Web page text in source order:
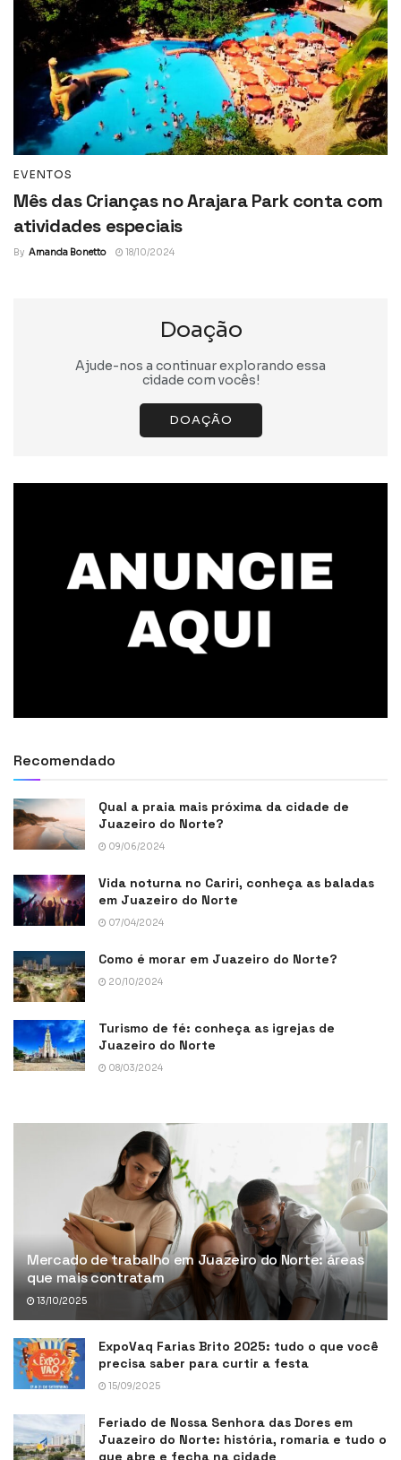
EVENTOS
Mês das Crianças no Arajara Park conta com
atividades especiais
By Amanda Bonetto 18/10/2024
Doação
Ajude-nos a continuar explorando essa
cidade com vocês!
DOAÇÃO
Recomendado
Qual a praia mais próxima da cidade de
Juazeiro do Norte?
09/06/2024
Vida noturna no Cariri, conheça as baladas
em Juazeiro do Norte
07/04/2024
Como é morar em Juazeiro do Norte?
20/10/2024
Turismo de fé: conheça as igrejas de
Juazeiro do Norte
08/03/2024
Mercado de trabalho em Juazeiro do Norte: áreas
que mais contratam
13/10/2025
ExpoVaq Farias Brito 2025: tudo o que você
precisa saber para curtir a festa
15/09/2025
Feriado de Nossa Senhora das Dores em
Juazeiro do Norte: história, romaria e tudo o
que abre e fecha na cidade